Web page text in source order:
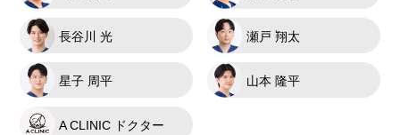
長谷川 光 瀬戸 翔太
星子 周平 山本 隆平
A CLINIC ドクター